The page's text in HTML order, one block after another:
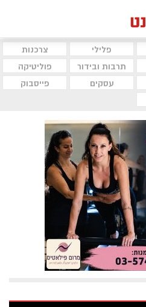
פלילי
צרכנות
תרבות ובידור
פוליטיקה
עסקים
פייסבוק